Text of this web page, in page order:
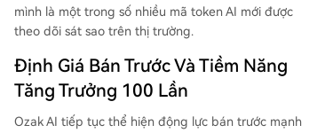
mình là một trong số nhiều mã token AI mới được
theo dõi sát sao trên thị trường.
Định Giá Bán Trước Và Tiềm Năng
Tăng Trưởng 100 Lần
Ozak AI tiếp tục thể hiện động lực bán trước mạnh